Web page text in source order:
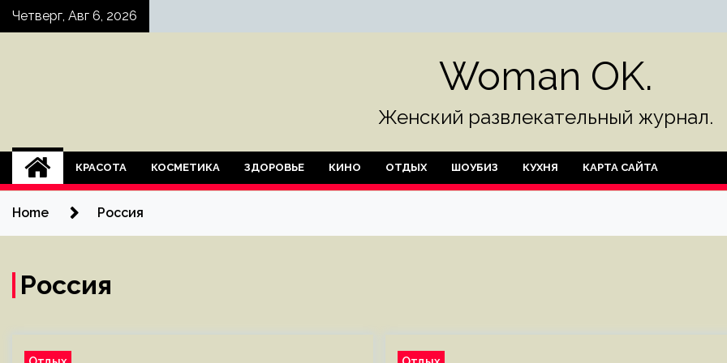
SkipЧетверг, Авг 6, 2026
Woman OK.
Женский развлекательный журнал.
КРАСОТА КОСМЕТИКА ЗДОРОВЬЕ КИНО ОТДЫХ ШОУБИЗ КУХНЯ КАРТА САЙТА
Home Россия
Россия